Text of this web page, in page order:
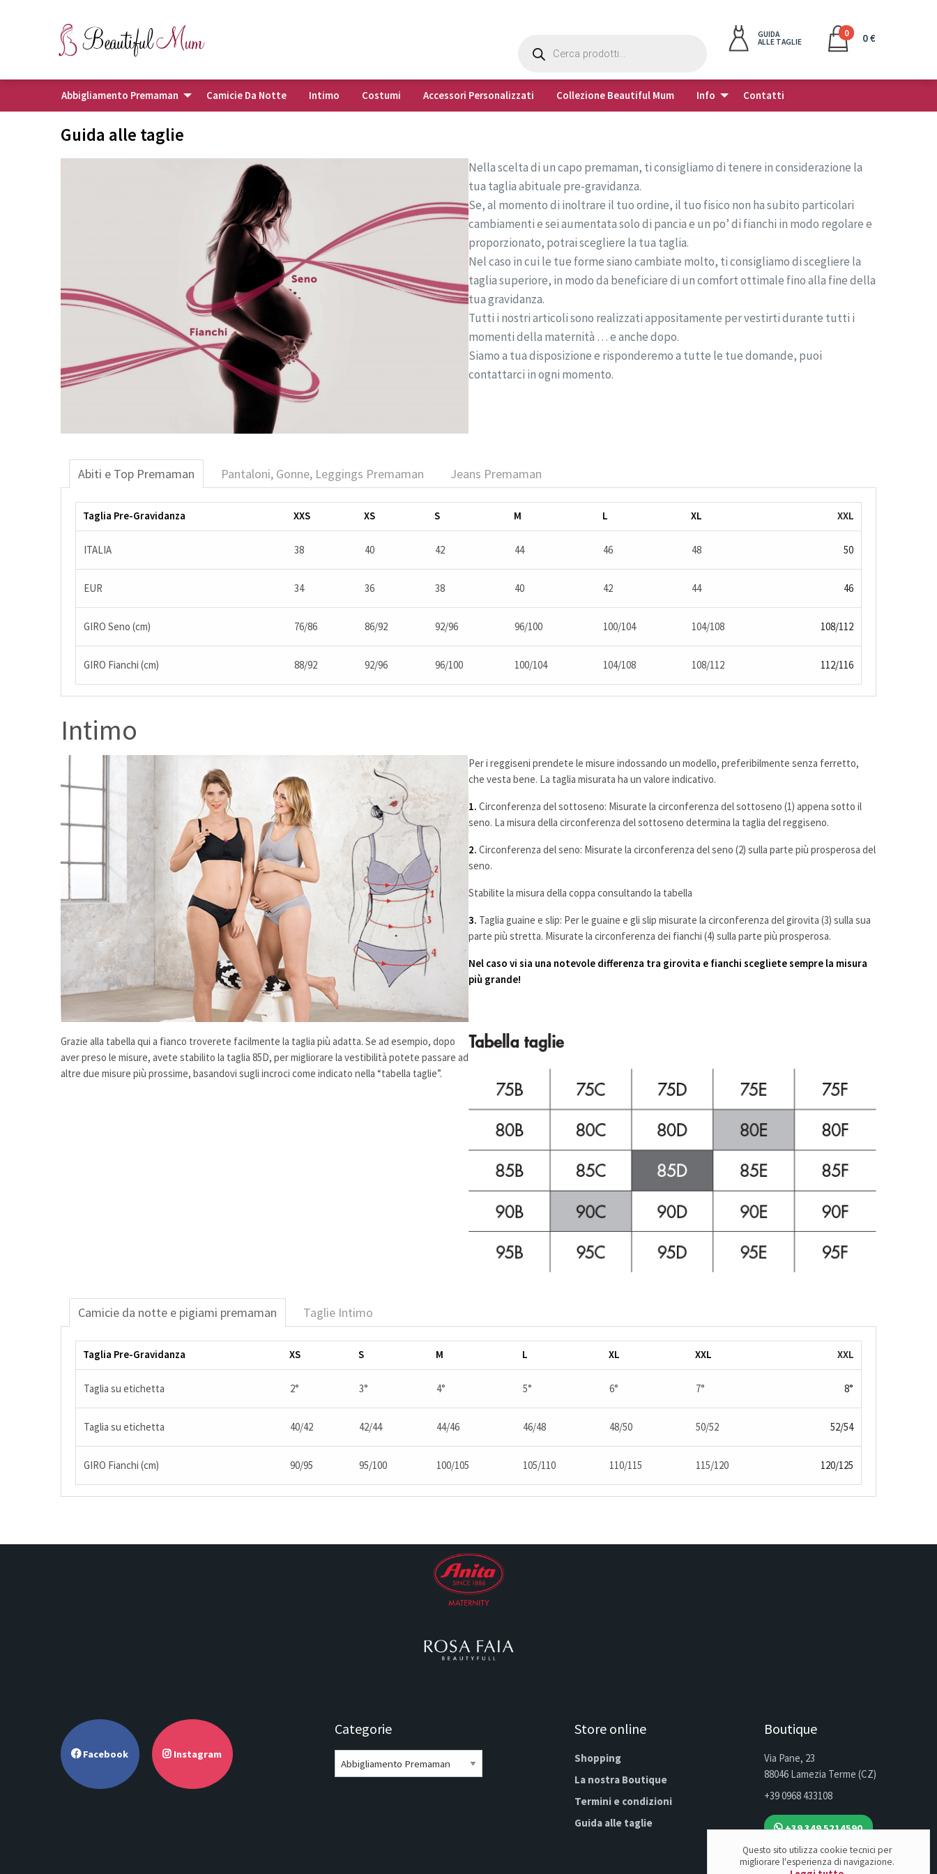
search
GUIDA
ALLE TAGLIE
0 0 €
Abbigliamento Premaman Camicie Da Notte Intimo Costumi Accessori Personalizzati Collezione Beautiful Mum Info Contatti
Guida alle taglie
Nella scelta di un capo premaman, ti consigliamo di tenere in considerazione la
tua taglia abituale pre-gravidanza.
Se, al momento di inoltrare il tuo ordine, il tuo fisico non ha subito particolari
cambiamenti e sei aumentata solo di pancia e un po’ di fianchi in modo regolare e
proporzionato, potrai scegliere la tua taglia.
Nel caso in cui le tue forme siano cambiate molto, ti consigliamo di scegliere la
taglia superiore, in modo da beneficiare di un comfort ottimale fino alla fine della
tua gravidanza.
Tutti i nostri articoli sono realizzati appositamente per vestirti durante tutti i
momenti della maternità … e anche dopo.
Siamo a tua disposizione e risponderemo a tutte le tue domande, puoi
contattarci in ogni momento.
Abiti e Top Premaman Pantaloni, Gonne, Leggings Premaman Jeans Premaman
Taglia Pre-Gravidanza XXS XS S M L XL XXL
ITALIA 38 40 42 44 46 48 50
EUR 34 36 38 40 42 44 46
GIRO Seno (cm) 76/86 86/92 92/96 96/100 100/104 104/108 108/112
GIRO Fianchi (cm) 88/92 92/96 96/100 100/104 104/108 108/112 112/116
Intimo
Per i reggiseni prendete le misure indossando un modello, preferibilmente senza ferretto,
che vesta bene. La taglia misurata ha un valore indicativo.
1. Circonferenza del sottoseno: Misurate la circonferenza del sottoseno (1) appena sotto il
seno. La misura della circonferenza del sottoseno determina la taglia del reggiseno.
2. Circonferenza del seno: Misurate la circonferenza del seno (2) sulla parte più prosperosa del
seno.
Stabilite la misura della coppa consultando la tabella
3. Taglia guaine e slip: Per le guaine e gli slip misurate la circonferenza del girovita (3) sulla sua
parte più stretta. Misurate la circonferenza dei fianchi (4) sulla parte più prosperosa.
Nel caso vi sia una notevole differenza tra girovita e fianchi scegliete sempre la misura
più grande!
Grazie alla tabella qui a fianco troverete facilmente la taglia più adatta. Se ad esempio, dopo
aver preso le misure, avete stabilito la taglia 85D, per migliorare la vestibilità potete passare ad
altre due misure più prossime, basandovi sugli incroci come indicato nella “tabella taglie”.
Camicie da notte e pigiami premaman Taglie Intimo
Taglia Pre-Gravidanza XS S M L XL XXL XXL
Taglia su etichetta 2° 3° 4° 5° 6° 7° 8°
Taglia su etichetta 40/42 42/44 44/46 46/48 48/50 50/52 52/54
GIRO Fianchi (cm) 90/95 95/100 100/105 105/110 110/115 115/120 120/125
Facebook Instagram
Categorie Store online
Shopping
La nostra Boutique
Termini e condizioni
Guida alle taglie
Boutique
Via Pane, 23
88046 Lamezia Terme (CZ)
+39 0968 433108
+39 349 5214590
Questo sito utilizza cookie tecnici per
migliorare l'esperienza di navigazione.